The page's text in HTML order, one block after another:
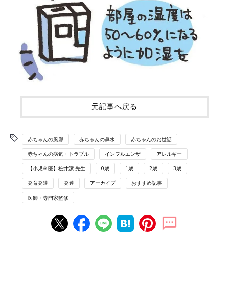
元記事へ戻る
赤ちゃんの風邪 赤ちゃんの鼻水 赤ちゃんのお世話
赤ちゃんの病気・トラブル インフルエンザ アレルギー
【小児科医】松井潔 先生 0歳 1歳 2歳 3歳
発育発達 発達 アーカイブ おすすめ記事
医師・専門家監修